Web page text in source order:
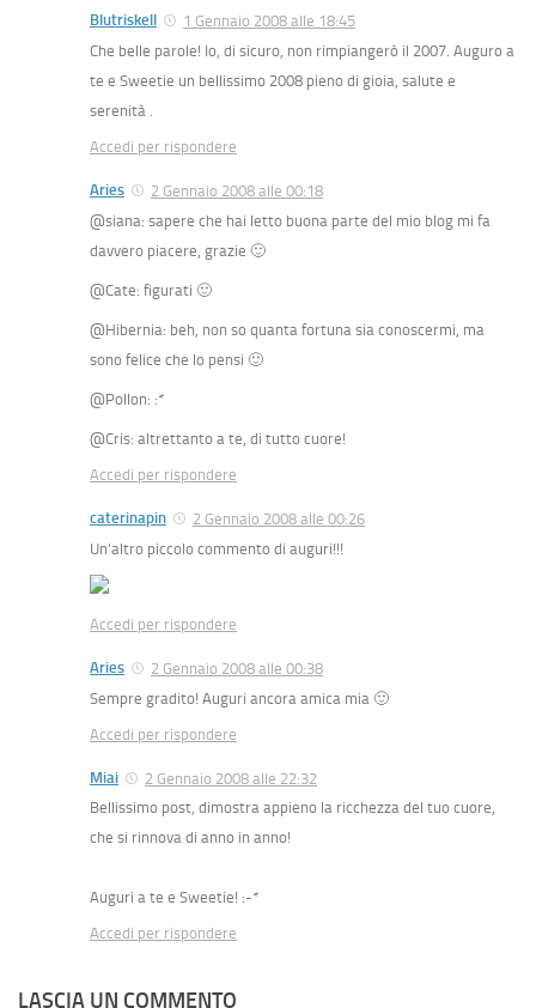
Blutriskell
1 Gennaio 2008 alle 18:45
Che belle parole! Io, di sicuro, non rimpiangerò il 2007. Auguro a
te e Sweetie un bellissimo 2008 pieno di gioia, salute e
serenità .
Accedi per rispondere
Aries
2 Gennaio 2008 alle 00:18
@siana: sapere che hai letto buona parte del mio blog mi fa
davvero piacere, grazie 🙂
@Cate: figurati 🙂
@Hibernia: beh, non so quanta fortuna sia conoscermi, ma
sono felice che lo pensi 🙂
@Pollon: :*
@Cris: altrettanto a te, di tutto cuore!
Accedi per rispondere
caterinapin
2 Gennaio 2008 alle 00:26
Un’altro piccolo commento di auguri!!!
Accedi per rispondere
Aries
2 Gennaio 2008 alle 00:38
Sempre gradito! Auguri ancora amica mia 🙂
Accedi per rispondere
Miai
2 Gennaio 2008 alle 22:32
Bellissimo post, dimostra appieno la ricchezza del tuo cuore,
che si rinnova di anno in anno!
Auguri a te e Sweetie! :-*
Accedi per rispondere
LASCIA UN COMMENTO